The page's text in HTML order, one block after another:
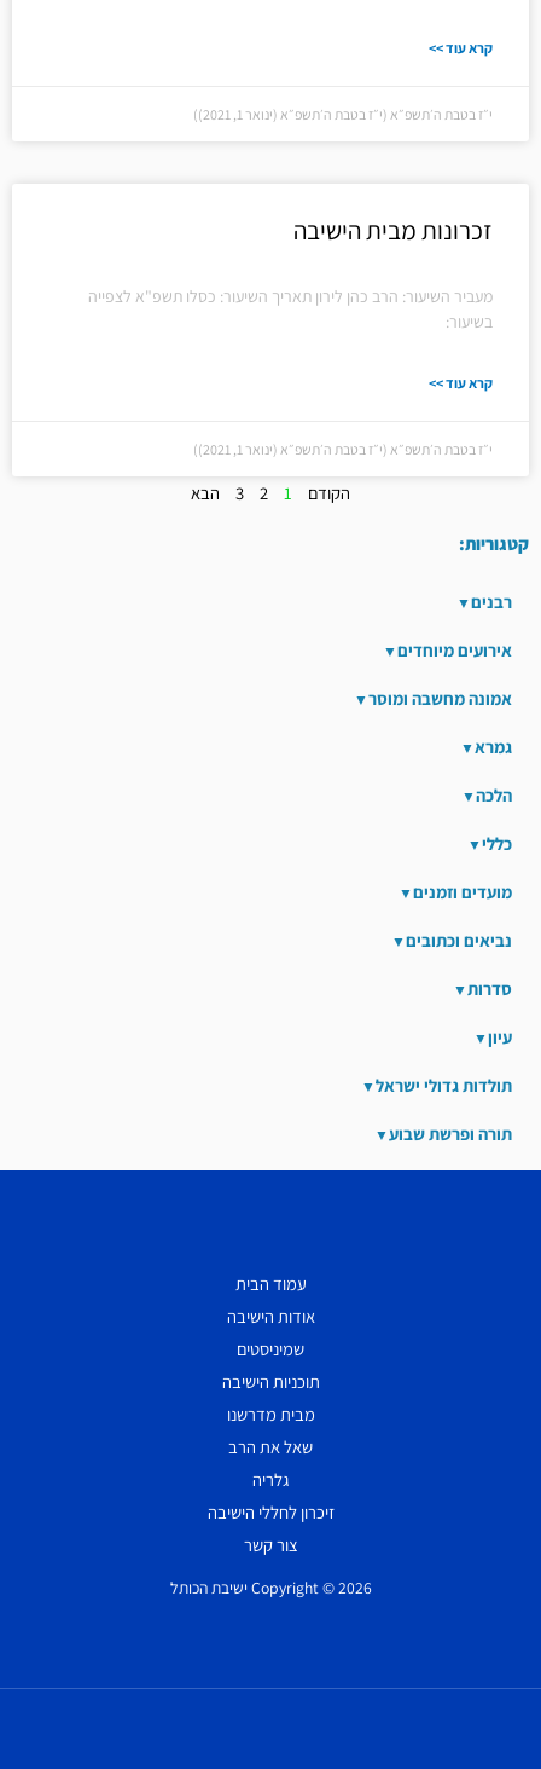
קרא עוד >>
י״ז בטבת ה׳תשפ״א (י״ז בטבת ה׳תשפ״א (ינואר 1, 2021))
זכרונות מבית הישיבה
מעביר השיעור: הרב כהן לירון תאריך השיעור: כסלו תשפ"א לצפייה
בשיעור:
קרא עוד >>
י״ז בטבת ה׳תשפ״א (י״ז בטבת ה׳תשפ״א (ינואר 1, 2021))
הקודם 1
2
3 הבא
קטגוריות:
רבנים
אירועים מיוחדים
אמונה מחשבה ומוסר
גמרא
הלכה
כללי
מועדים וזמנים
נביאים וכתובים
סדרות
עיון
תולדות גדולי ישראל
תורה ופרשת שבוע
עמוד הבית
אודות הישיבה
שמיניסטים
תוכניות הישיבה
מבית מדרשנו
שאל את הרב
גלריה
זיכרון לחללי הישיבה
צור קשר
Copyright © 2026 ישיבת הכותל